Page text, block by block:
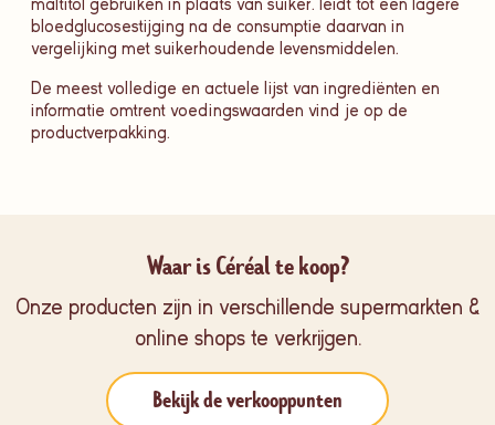
maltitol gebruiken in plaats van suiker. leidt tot een lagere
bloedglucosestijging na de consumptie daarvan in
vergelijking met suikerhoudende levensmiddelen.
De meest volledige en actuele lijst van ingrediënten en
informatie omtrent voedingswaarden vind je op de
productverpakking.
Waar is Céréal te koop?
Onze producten zijn in verschillende supermarkten &
online shops te verkrijgen.
Bekijk de verkooppunten